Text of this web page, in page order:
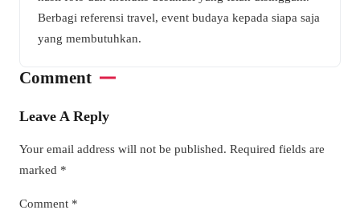
Berbagi referensi travel, event budaya kepada siapa saja
yang membutuhkan.
Comment
Leave A Reply
Your email address will not be published. Required fields are
marked *
Comment *